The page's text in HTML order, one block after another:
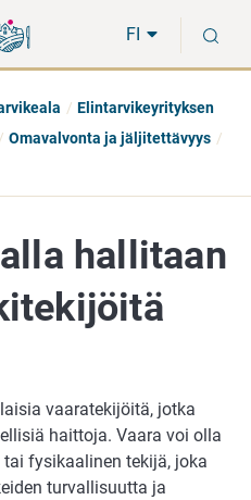
suoraan
sisältöön
koko
sivuston
FI
Elintarvikeyrityksen
Omavalvonta ja jäljitettävyys
hallitaan
vaaratekijöitä, jotka
haittoja. Vaara voi olla
fysikaalinen tekijä, joka
turvallisuutta ja